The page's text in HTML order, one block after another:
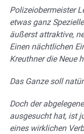
Polizeiobermeister
etwas ganz
äußerst attraktive,
Einen nächtlichen
Kreuthner die Neue
Das Ganze soll
Doch der
ausgesucht hat, ist
eines wirklichen